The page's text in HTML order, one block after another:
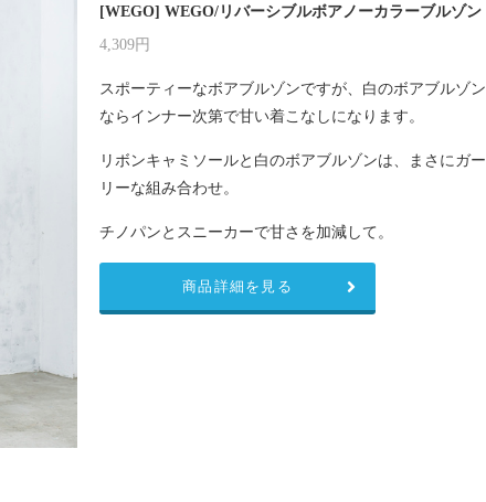
[WEGO] WEGO/リバーシブルボアノーカラーブルゾン
4,309円
スポーティーなボアブルゾンですが、白のボアブルゾン
ならインナー次第で甘い着こなしになります。
リボンキャミソールと白のボアブルゾンは、まさにガー
リーな組み合わせ。
チノパンとスニーカーで甘さを加減して。
商品詳細を見る